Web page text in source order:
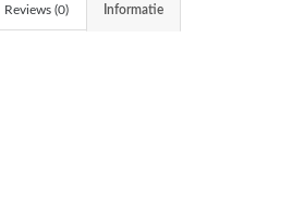
Informatie
Reviews (0)